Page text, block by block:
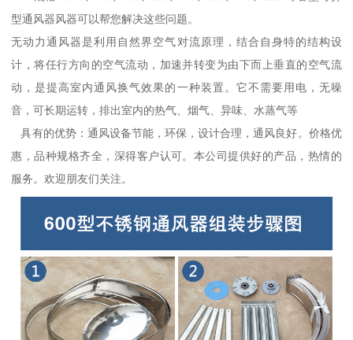
型通风器风器可以帮您解决这些问题。
无动力通风器是利用自然界空气对流原理，结合自身特的结构设
计，将任行方向的空气流动，加速并转变为由下而上垂直的空气流
动，是提高室内通风换气效果的一种装置。它不需要用电，无噪
音，可长期运转，排出室内的热气、烟气、异味、水蒸气等
具有的优势：通风设备节能，环保，设计合理，通风良好。价格优
惠，品种规格齐全，深得客户认可。本公司提供好的产品，热情的
服务。欢迎朋友们关注。